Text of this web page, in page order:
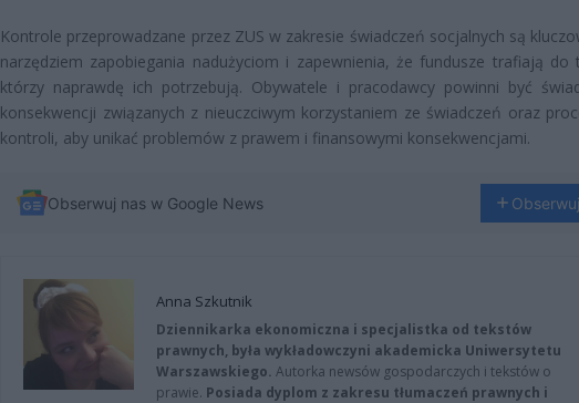
Kontrole przeprowadzane przez ZUS w zakresie świadczeń socjalnych są
narzędziem zapobiegania nadużyciom i zapewnienia, że fundusze trafiają do
którzy naprawdę ich potrzebują. Obywatele i pracodawcy powinni być
konsekwencji związanych z nieuczciwym korzystaniem ze świadczeń oraz
kontroli, aby unikać problemów z prawem i finansowymi konsekwencjami.
Obserwuj nas w Google News Obserwuj
Anna Szkutnik
Dziennikarka ekonomiczna i specjalistka od tekstów
prawnych, była wykładowczyni akademicka Uniwersytetu
Warszawskiego. Autorka newsów gospodarczych i tekstów o
prawie. Posiada dyplom z zakresu tłumaczeń prawnych i